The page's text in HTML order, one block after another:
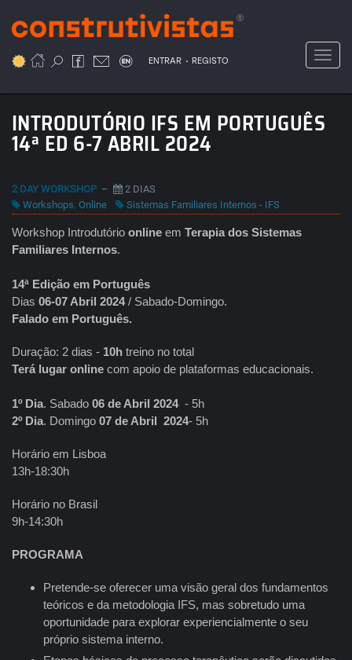
para
conteúdo
ENTRAR . REGISTO
INTRODUTÓRIO IFS EM PORTUGUÊS
14ª ED 6-7 ABRIL 2024
2 DAY WORKSHOP –
2 DIAS
Workshops, Online Sistemas Familiares Internos - IFS
Workshop Introdutório online em Terapia dos Sistemas
Familiares Internos.
14ª Edição em Português
Dias 06-07 Abril 2024/ Sabado-Domingo.
Falado em Português.
Duração: 2 dias - 10h treino no total
Terá lugar online com apoio de plataformas educacionais.
1º Dia. Sabado 06 de Abril 2024 - 5h
2º Dia. Domingo 07 de Abril 2024- 5h
Horário em Lisboa
13h-18:30h
Horário no Brasil
9h-14:30h
PROGRAMA
Pretende-se oferecer uma visão geral dos fundamentos
teóricos e da metodologia IFS, mas sobretudo uma
oportunidade para explorar experiencialmente o seu
próprio sistema interno.